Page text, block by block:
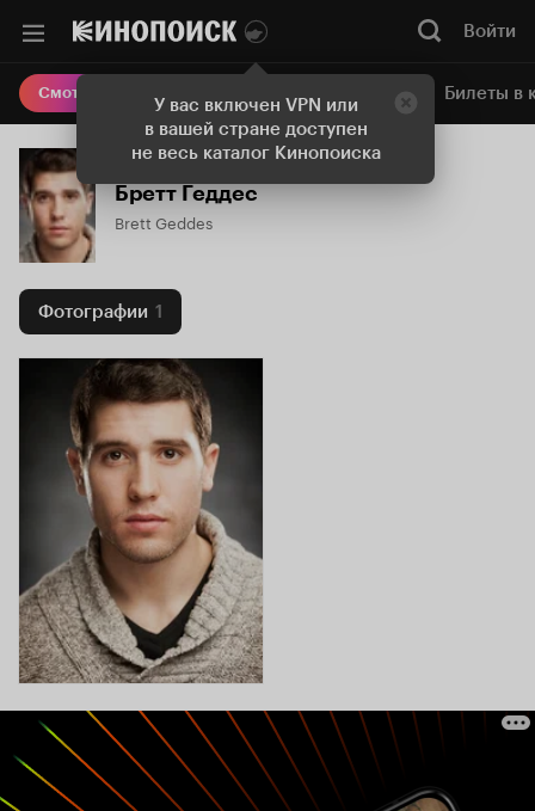
У вас включен VPN или
в вашей стране доступен
не весь каталог Кинопоиска
Войти
Смотреть кино Онлайн-кинотеатр Билеты в
Бретт Геддес
Brett Geddes
Фотографии 1